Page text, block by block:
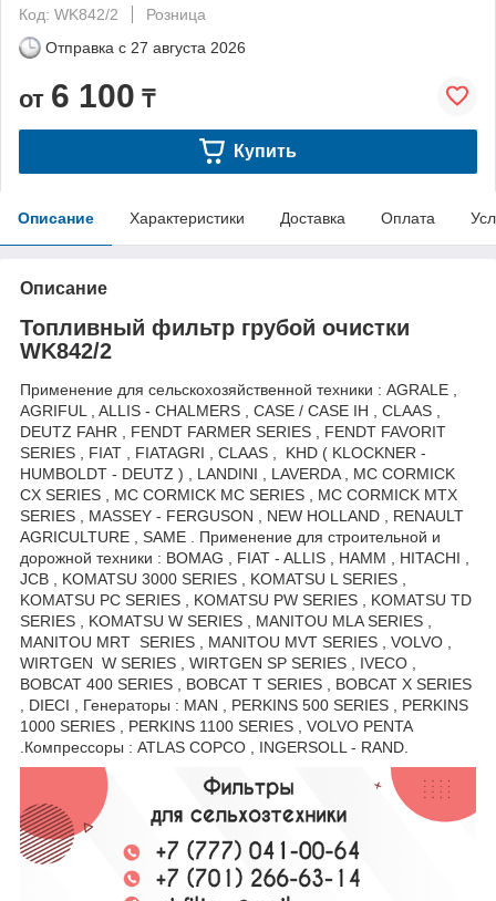
Код: WK842/2
Розница
Отправка с 27 августа 2026
от 6 100 ₸
Купить
Описание Характеристики Доставка Оплата
Описание
Топливный фильтр грубой очистки
WK842/2
Применение для сельскохозяйственной техники : AGRALE ,
AGRIFUL , ALLIS - CHALMERS , CASE / CASE IH , CLAAS ,
DEUTZ FAHR , FENDT FARMER SERIES , FENDT FAVORIT
SERIES , FIAT , FIATAGRI , CLAAS , KHD ( KLOCKNER -
HUMBOLDT - DEUTZ ) , LANDINI , LAVERDA , MC CORMICK
CX SERIES , MC CORMICK MC SERIES , MC CORMICK MTX
SERIES , MASSEY - FERGUSON , NEW HOLLAND , RENAULT
AGRICULTURE , SAME . Применение для строительной и
дорожной техники : BOMAG , FIAT - ALLIS , HAMM , HITACHI ,
JCB , KOMATSU 3000 SERIES , KOMATSU L SERIES ,
KOMATSU PC SERIES , KOMATSU PW SERIES , KOMATSU TD
SERIES , KOMATSU W SERIES , MANITOU MLA SERIES ,
MANITOU MRT SERIES , MANITOU MVT SERIES , VOLVO ,
WIRTGEN W SERIES , WIRTGEN SP SERIES , IVECO ,
BOBCAT 400 SERIES , BOBCAT T SERIES , BOBCAT X SERIES
, DIECI , Генераторы : MAN , PERKINS 500 SERIES , PERKINS
1000 SERIES , PERKINS 1100 SERIES , VOLVO PENTA
.Компрессоры : ATLAS COPCO , INGERSOLL - RAND.